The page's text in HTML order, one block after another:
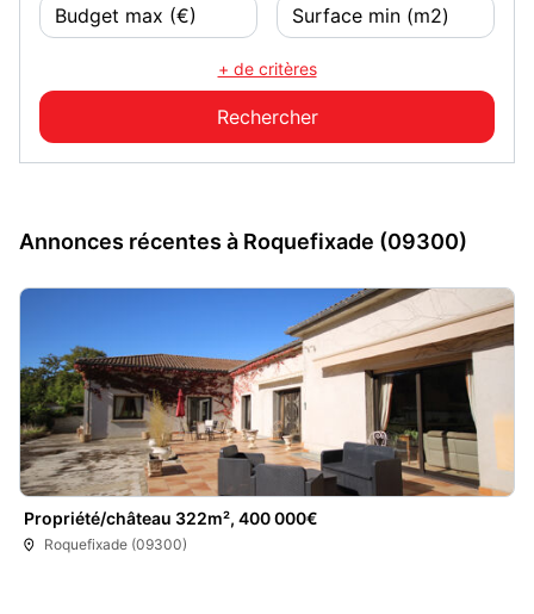
+ de critères
Annonces récentes à Roquefixade (09300)
Propriété/château 322m², 400 000€
Roquefixade (09300)